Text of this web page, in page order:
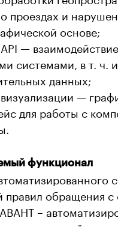
проездах и
основе;
—
системами, в т. ч.
данных;
—
для работы с
функционал
правил обращения с
–